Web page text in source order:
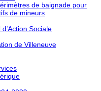
de baignade pour
de mineurs
Sociale
de Villeneuve